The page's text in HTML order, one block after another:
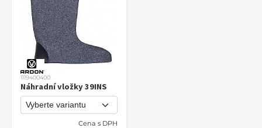
1119400400
Náhradní vložky 39INS
Cena s DPH